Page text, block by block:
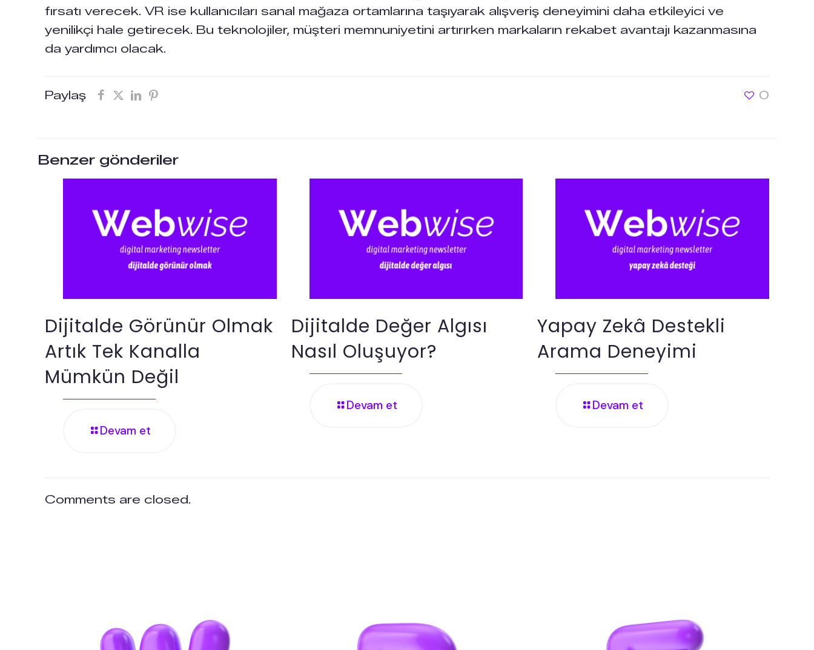
fırsatı verecek. VR ise kullanıcıları sanal mağaza ortamlarına taşıyarak alışveriş deneyimini daha etkileyici ve
yenilikçi hale getirecek. Bu teknolojiler, müşteri memnuniyetini artırırken markaların rekabet avantajı kazanmasına
da yardımcı olacak.
Paylaş 0
Benzer gönderiler
Dijitalde Görünür Olmak
Artık Tek Kanalla
Mümkün Değil
Devam et
Dijitalde Değer Algısı
Nasıl Oluşuyor?
Devam et
Yapay Zekâ Destekli
Arama Deneyimi
Devam et
Comments are closed.